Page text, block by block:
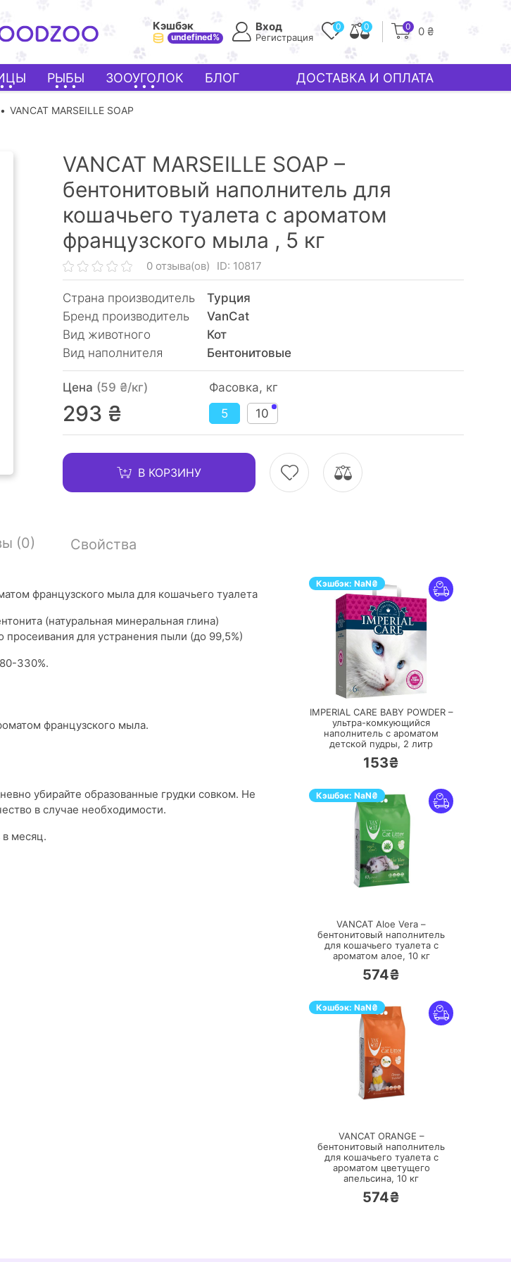
Кэшбэк
undefined%
Вход
Регистрация
0 0 0 0 ₴
РЫБЫ ЗООУГОЛОК БЛОГ ДОСТАВКА И ОПЛАТА
VANCAT MARSEILLE SOAP
VANCAT MARSEILLE SOAP –
бентонитовый наполнитель для
кошачьего туалета с ароматом
французского мыла , 5 кг
0 отзыва(ов) ID: 10817
Страна производитель
Турция
Бренд производитель
VanCat
Вид животного
Кот
Вид наполнителя
Бентонитовые
Цена (59 ₴/кг)
293 ₴
Фасовка, кг
5
10
В КОРЗИНУ
(0) Свойства
французского мыла для кошачьего туалета
(натуральная минеральная глина)
для устранения пыли (до 99,5%)
330%.
французского мыла.
убирайте образованные грудки совком. Не
в случае необходимости.
месяц.
Кэшбэк: NaN₴
ПЕРЕЙТИ
IMPERIAL CARE BABY POWDER –
ультра-комкующийся
наполнитель с ароматом
детской пудры, 2 литр
153₴
Кэшбэк: NaN₴
VANCAT Aloe Vera –
бентонитовый наполнитель
для кошачьего туалета с
ароматом алое, 10 кг
574₴
Кэшбэк: NaN₴
VANCAT ORANGE –
бентонитовый наполнитель
для кошачьего туалета с
ароматом цветущего
апельсина, 10 кг
574₴